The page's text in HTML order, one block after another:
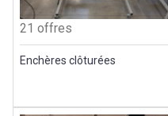
21 offres
Enchères clôturées